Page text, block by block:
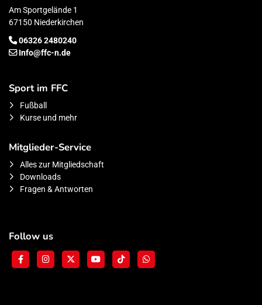
Am Sportgelände 1
67150 Niederkirchen
06326 2480240
Info@ffc-n.de
Sport im FFC
Fußball
Kurse und mehr
Mitglieder-Service
Alles zur Mitgliedschaft
Downloads
Fragen & Antworten
Follow us